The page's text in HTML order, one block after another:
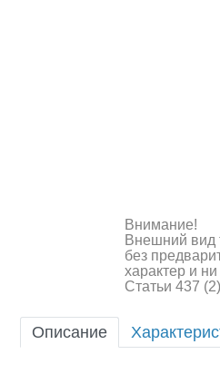
Внимание!
Внешний вид
без
характер и
Статьи 437
Описание